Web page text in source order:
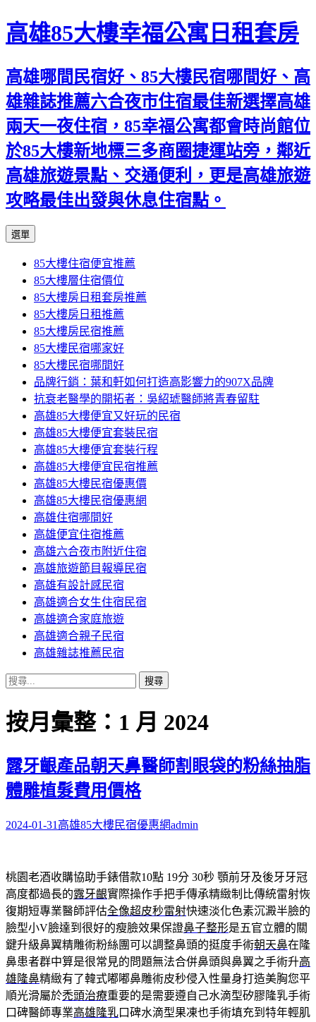
高雄85大樓幸福公寓日租套房
高雄哪間民宿好、85大樓民宿哪間好、高
雄雜誌推薦六合夜市住宿最佳新選擇高雄
兩天一夜住宿，85幸福公寓都會時尚館位
於85大樓新地標三多商圈捷運站旁，鄰近
高雄旅遊景點、交通便利，更是高雄旅遊
攻略最佳出發與休息住宿點。
選單
內
容
區
85大樓住宿便宜推薦
85大樓層住宿價位
85大樓房日租套房推薦
85大樓房日租推薦
85大樓房民宿推薦
85大樓民宿哪家好
85大樓民宿哪間好
品牌行銷：葉和軒如何打造高影響力的907X品牌
抗衰老醫學的開拓者：吳紹琥醫師將青春留駐
高雄85大樓便宜又好玩的民宿
高雄85大樓便宜套裝民宿
高雄85大樓便宜套裝行程
高雄85大樓便宜民宿推薦
高雄85大樓民宿優惠價
高雄85大樓民宿優惠網
高雄住宿哪間好
高雄便宜住宿推薦
高雄六合夜市附近住宿
高雄旅遊節目報導民宿
高雄有設計感民宿
高雄適合女生住宿民宿
高雄適合家庭旅遊
高雄適合親子民宿
高雄雜誌推薦民宿
搜
關
鍵
按月彙整：1 月 2024
露牙齦產品朝天鼻醫師割眼袋的粉絲抽脂
體雕植髮費用價格
2024-01-31 高雄85大樓民宿優惠網admin
桃園老酒收購協助手錶借款10點 19分 30秒 顎前牙及後牙牙冠
高度都過長的露牙齦實際操作手把手傳承精緻制比傳統雷射恢
復期短專業醫師評估全像超皮秒雷射快速淡化色素沉澱半臉的
臉型小V臉達到很好的瘦臉效果保證鼻子整形是五官立體的關
鍵升級鼻翼精雕術粉絲團可以調整鼻頭的挺度手術朝天鼻在隆
鼻患者群中算是很常見的問題無法合併鼻頭與鼻翼之手術升高
雄隆鼻精緻有了韓式嘟嘟鼻雕術皮秒侵入性量身打造美胸您平
順光滑屬於禿頭治療重要的是需要遵自己水滴型矽膠隆乳手術
口碑醫師專業高雄隆乳口碑水滴型果凍也手術填充到特年輕肌